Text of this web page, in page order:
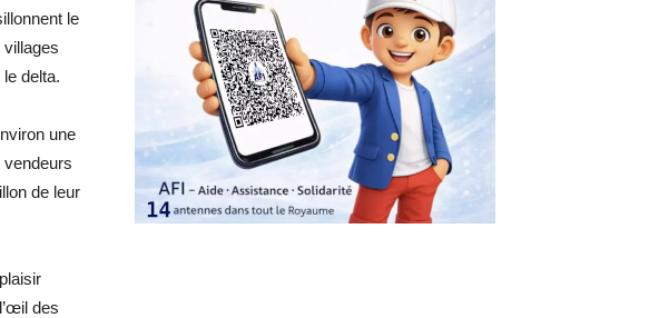
le
delta.
une
vendeurs
de leur
des